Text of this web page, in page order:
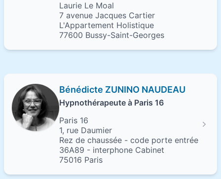
Laurie Le Moal
7 avenue Jacques Cartier
L'Appartement Holistique
77600 Bussy-Saint-Georges
Bénédicte ZUNINO NAUDEAU
Hypnothérapeute à Paris 16
Paris 16
1, rue Daumier
Rez de chaussée - code porte entrée
36A89 - interphone Cabinet
75016 Paris